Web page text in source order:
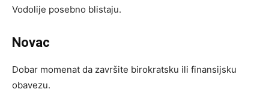
Vodolije posebno blistaju.
Novac
Dobar momenat da završite birokratsku ili finansijsku
obavezu.